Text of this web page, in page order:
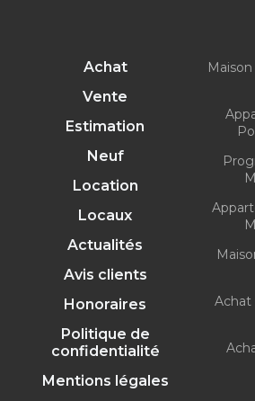
Achat
Vente
Estimation
Neuf
Location
Locaux
Actualités
Avis clients
Honoraires
Politique de
confidentialité
Mentions légales
Achat